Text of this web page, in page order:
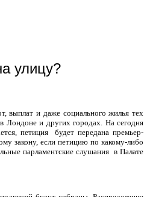
улицу?
выплат и даже социального жилья тех
Лондоне и других городах. На сегодня
петиция
будет передана премьер-
закону, если петицию по какому-либо
парламентские слушания в Палате